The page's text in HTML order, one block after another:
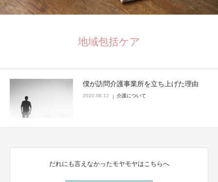
地域包括ケア
僕が訪問介護事業所を立ち上げた理由
2020.08.12 介護について
だれにも言えなかったモヤモヤはこちらへ
メディア